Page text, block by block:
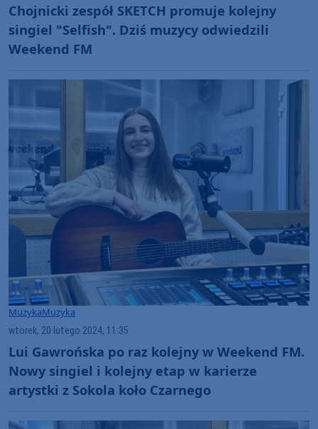
Chojnicki zespół SKETCH promuje kolejny
singiel "Selfish". Dziś muzycy odwiedzili
Weekend FM
MuzykaMuzyka
wtorek, 20 lutego 2024, 11:35
Lui Gawrońska po raz kolejny w Weekend FM.
Nowy singiel i kolejny etap w karierze
artystki z Sokola koło Czarnego